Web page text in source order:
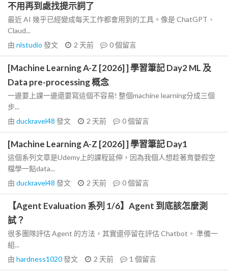
不用再到處找提示詞了
最近 AI 幾乎已經變成每天工作都會用到的工具。像是 ChatGPT、
Claud...
由 nlstudio 發文 2 天前 0個留言
[Machine Learning A-Z [2026] ] 學習筆記 Day2 ML 及
Data pre-processing 概念
一邊要上課一邊還要寫這個不容易! 整個machine learning分成三個
步...
由 duckravel48 發文 2 天前 0個留言
[Machine Learning A-Z [2026] ] 學習筆記 Day1
這個系列文章是Udemy上的課程延伸，因為我個人想趁著育嬰假空
檔學一點data...
由 duckravel48 發文 2 天前 0個留言
【Agent Evaluation 系列 1/6】Agent 到底該怎麼測
試？
很多團隊評估 Agent 的方法，其實還停留在評估 Chatbot。 準備一
組...
由 hardness1020發文 2 天前 1 個留言